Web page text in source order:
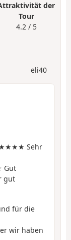
der
Tour
4.2 / 5
eli40
Sehr
gut
für die
wir haben